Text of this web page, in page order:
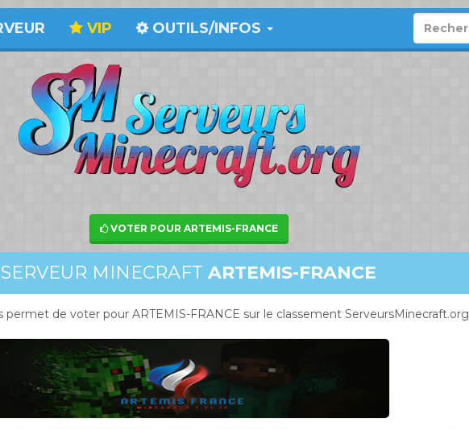
VIP OUTILS/INFOS
VOTER POUR ARTEMIS-FRANCE
SERVEUR MINECRAFT ARTEMIS-FRANCE
permet de voter pour ARTEMIS-FRANCE sur le classement ServeursMinecraft.org